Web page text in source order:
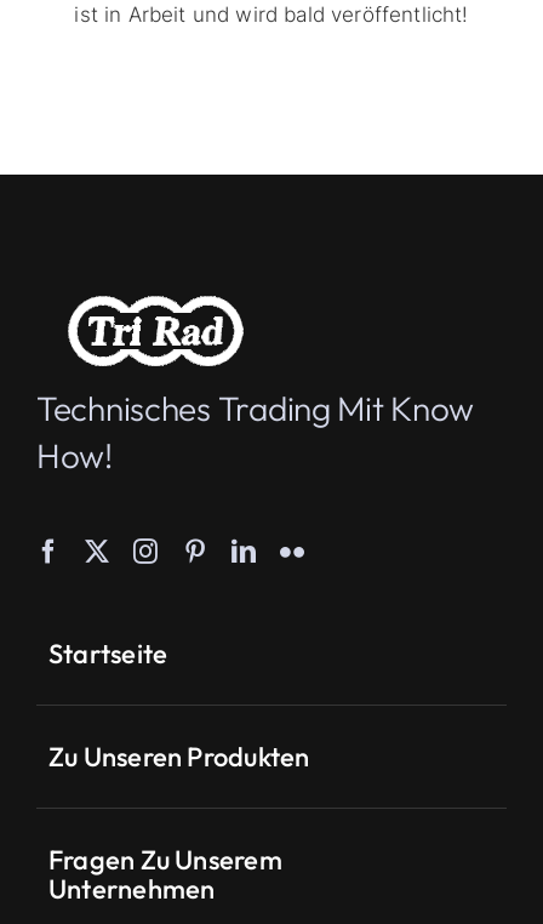
ist in Arbeit und wird bald veröffentlicht!
Technisches Trading Mit Know
How!
Startseite
Zu Unseren Produkten
Fragen Zu Unserem
Unternehmen